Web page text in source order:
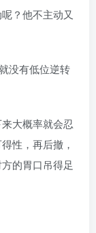
？他不主动又
没有低位逆转
大概率就会忍
性，再后撤，
的胃口吊得足